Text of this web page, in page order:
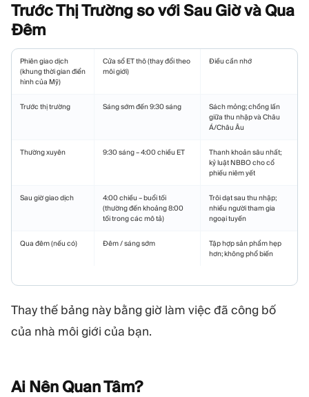
Trước Thị Trường so với Sau Giờ và Qua
Đêm
Phiên giao dịch
(khung thời gian điển
hình của Mỹ)
Cửa sổ ET thô (thay đổi theo
môi giới)
Điều cần nhớ
Trước thị trường Sáng sớm đến 9:30 sáng
Sách mỏng; chồng lấn
giữa thu nhập và Châu
Á/Châu Âu
Thường xuyên 9:30 sáng – 4:00 chiều ET
Thanh khoản sâu nhất;
kỷ luật NBBO cho cổ
phiếu niêm yết
Sau giờ giao dịch
4:00 chiều – buổi tối
(thường đến khoảng 8:00
tối trong các mô tả)
Trôi dạt sau thu nhập;
nhiều người tham gia
ngoại tuyến
Qua đêm (nếu có) Đêm / sáng sớm
Tập hợp sản phẩm hẹp
hơn; không phổ biến
Thay thế bảng này bằng giờ làm việc đã công bố
của nhà môi giới của bạn.
Ai Nên QuanTâm?